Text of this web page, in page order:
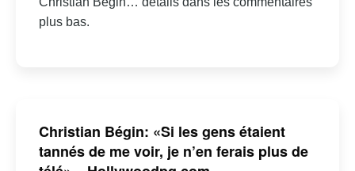
plus bas.
Christian Bégin: «Si les gens étaient
tannés de me voir, je n’en ferais plus de